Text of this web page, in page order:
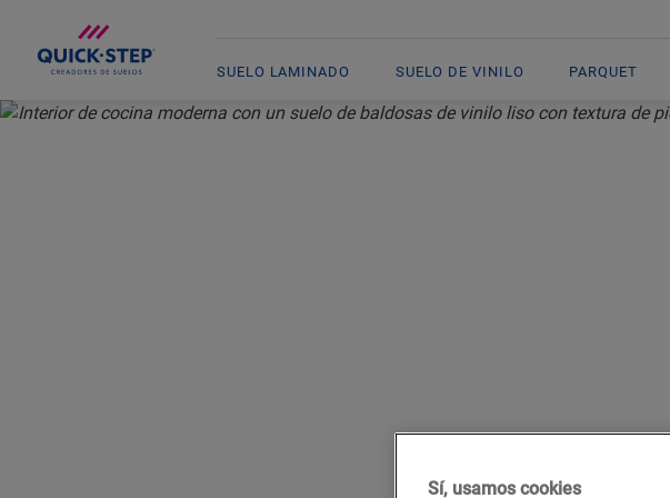
SUELO LAMINADO SUELO DE VINILO PARQUET
Sí, usamos cookies